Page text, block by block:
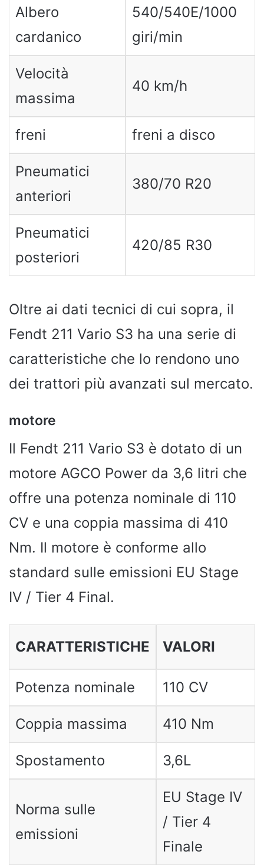
Albero
cardanico
540/540E/1000
giri/min
Velocità
massima
40 km/h
freni freni a disco
Pneumatici
anteriori
380/70 R20
Pneumatici
posteriori
420/85 R30
Oltre ai dati tecnici di cui sopra, il
Fendt 211 Vario S3 ha una serie di
caratteristiche che lo rendono uno
dei trattori più avanzati sul mercato.
motore
Il Fendt 211 Vario S3 è dotato di un
motore AGCO Power da 3,6 litri che
offre una potenza nominale di 110
CV e una coppia massima di 410
Nm. Il motore è conforme allo
standard sulle emissioni EU Stage
IV / Tier 4 Final.
CARATTERISTICHE VALORI
Potenza nominale 110 CV
Coppia massima 410 Nm
Spostamento 3,6L
Norma sulle
emissioni
EU Stage IV
/ Tier 4
Finale